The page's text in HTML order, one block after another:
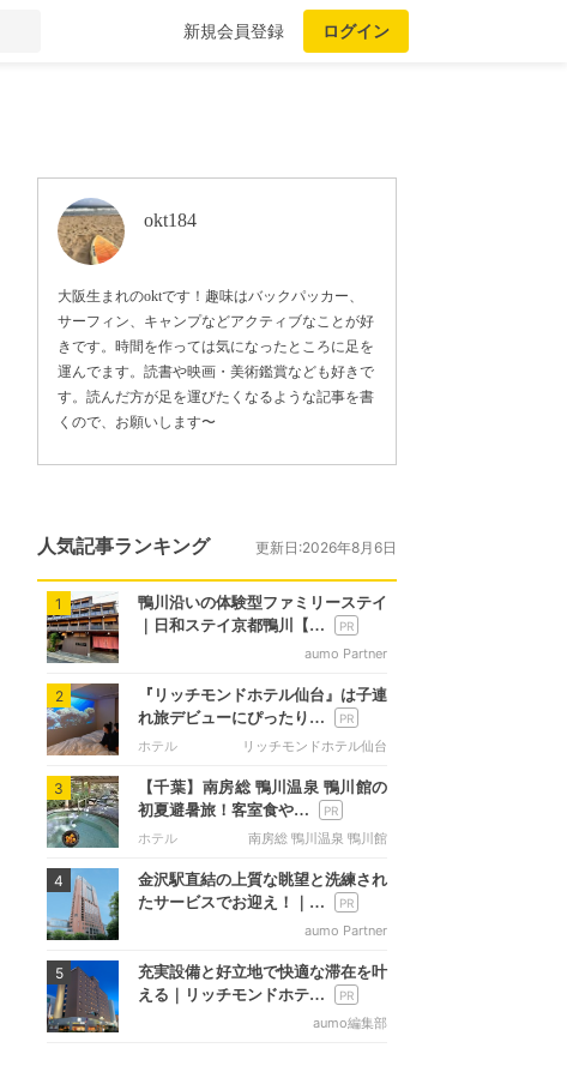
新規会員登録 ログイン
okt184
大阪生まれのoktです！趣味はバックパッカー、
サーフィン、キャンプなどアクティブなことが好
きです。時間を作っては気になったところに足を
運んでます。読書や映画・美術鑑賞なども好きで
す。読んだ方が足を運びたくなるような記事を書
くので、お願いします〜
人気記事ランキング 更新日:2026年8月6日
1
鴨川沿いの体験型ファミリーステイ
｜日和ステイ京都鴨川【…
aumo Partner
2
『リッチモンドホテル仙台』は子連
れ旅デビューにぴったり…
ホテル リッチモンドホテル仙台
3
【千葉】南房総 鴨川温泉 鴨川館の
初夏避暑旅！客室食や…
ホテル 南房総 鴨川温泉 鴨川館
4
金沢駅直結の上質な眺望と洗練され
たサービスでお迎え！｜…
aumo Partner
5
充実設備と好立地で快適な滞在を叶
える｜リッチモンドホテ…
aumo編集部